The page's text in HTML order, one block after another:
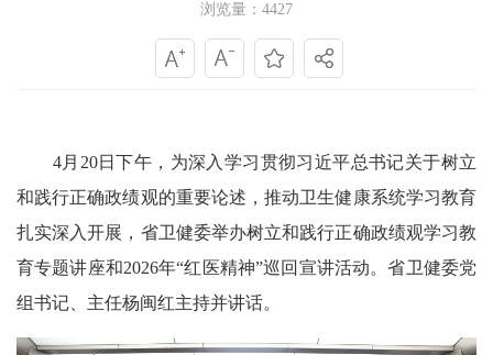
浏览量：4427
4月20日下午，为深入学习贯彻习近平总书记关于树立
和践行正确政绩观的重要论述，推动卫生健康系统学习教育
扎实深入开展，省卫健委举办树立和践行正确政绩观学习教
育专题讲座和2026年“红医精神”巡回宣讲活动。省卫健委党
组书记、主任杨闽红主持并讲话。